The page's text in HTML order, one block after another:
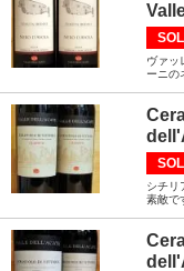
ヴァッ
ーニの
シチリ
素敵で